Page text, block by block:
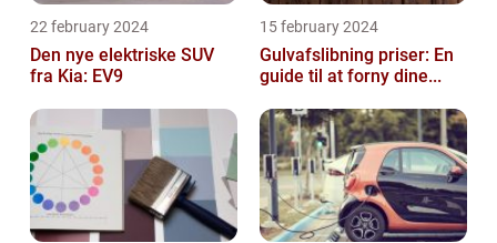
22 february 2024
Den nye elektriske SUV
fra Kia: EV9
15 february 2024
Gulvafslibning priser: En
guide til at forny dine...